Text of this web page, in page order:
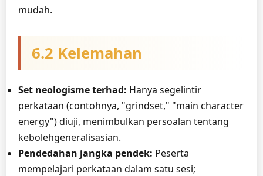
mudah.
6.2 Kelemahan
Set neologisme terhad: Hanya segelintir
perkataan (contohnya, "grindset," "main character
energy") diuji, menimbulkan persoalan tentang
kebolehgeneralisasian.
Pendedahan jangka pendek: Peserta
mempelajari perkataan dalam satu sesi;